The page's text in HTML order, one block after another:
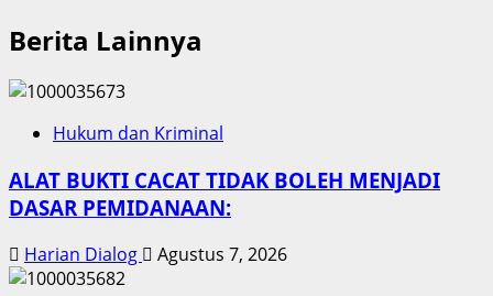
Berita Lainnya
Hukum dan Kriminal
ALAT BUKTI CACAT TIDAK BOLEH MENJADI
DASAR PEMIDANAAN:
Harian Dialog Agustus 7, 2026